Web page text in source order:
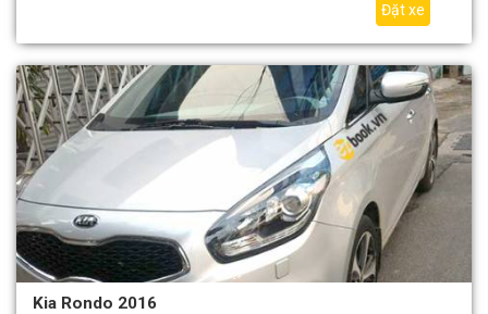
Đặt xe
Kia Rondo 2016